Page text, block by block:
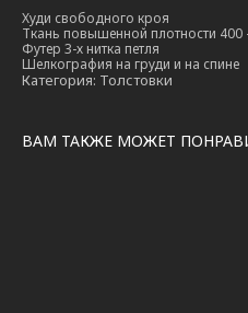
Худи свободного кроя
Ткань повышенной плотности
Футер 3-х нитка петля
Шелкография на груди и на спине
Категория: Толстовки
ВАМ ТАКЖЕ МОЖЕТ